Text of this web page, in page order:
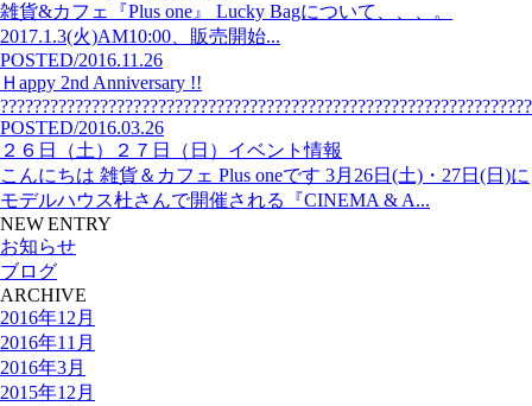
雑貨&カフェ『Plus one』 Lucky Bagについて、、、。
2017.1.3(火)AM10:00、販売開始...
POSTED/2016.11.26
Ｈappy 2nd Anniversary !!
POSTED/2016.03.26
２６日（土）２７日（日）イベント情報
こんにちは 雑貨＆カフェ Plus oneです 3月26日(土)・27日(日)に
モデルハウス杜さんで開催される『CINEMA & A...
NEW ENTRY
お知らせ
ブログ
ARCHIVE
2016年12月
2016年11月
2016年3月
2015年12月